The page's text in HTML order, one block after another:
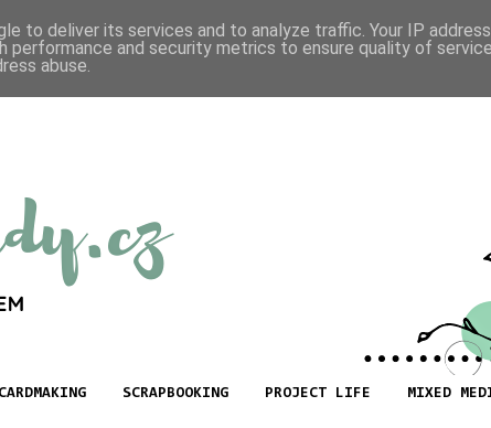
CARDMAKING SCRAPBOOKING PROJECT LIFE MIXED
to deliver its services and to analyze traffic. Your IP
performance and security metrics to ensure quality of
abuse.